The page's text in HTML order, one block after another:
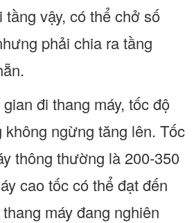
vậy, có thể chở số
phải chia ra tầng
đi thang máy, tốc độ
không ngừng tăng lên. Tốc
thông thường là 200-350
cao tốc có thể đạt đến
máy đang nghiên